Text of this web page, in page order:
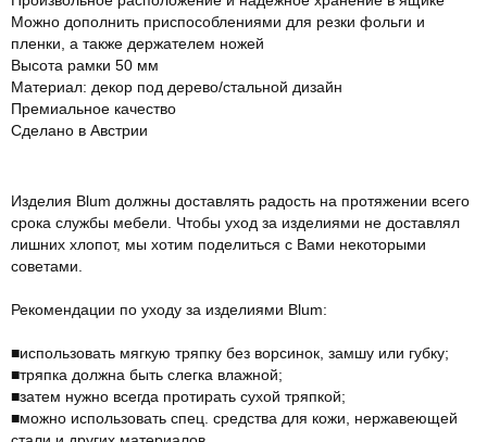
Можно дополнить приспособлениями для резки фольги и
пленки, а также держателем ножей
Высота рамки 50 мм
Материал: декор под дерево/стальной дизайн
Премиальное качество
Сделано в Австрии
Изделия Blum должны доставлять радость на протяжении всего
срока службы мебели. Чтобы уход за изделиями не доставлял
лишних хлопот, мы хотим поделиться с Вами некоторыми
советами.
Рекомендации по уходу за изделиями Blum:
■использовать мягкую тряпку без ворсинок, замшу или губку;
■тряпка должна быть слегка влажной;
■затем нужно всегда протирать сухой тряпкой;
■можно использовать спец. средства для кожи, нержавеющей